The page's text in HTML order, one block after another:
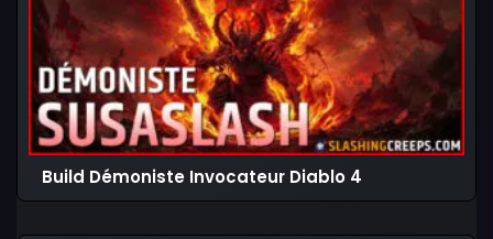
Build Démoniste Invocateur Diablo 4